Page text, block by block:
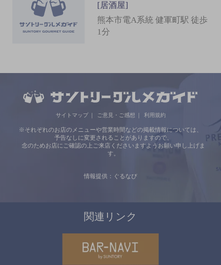
[居酒屋]
熊本市電A系統 健軍町駅 徒歩
1分
サイトマップ ご意見・ご感想 利用規約
※それぞれのお店のメニューや営業時間などの掲載情報については、
予告なしに変更されることがありますので、
念のためお店にご確認の上ご来店くださいますようお願い申し上げま
す。
情報提供：ぐるなび
関連リンク